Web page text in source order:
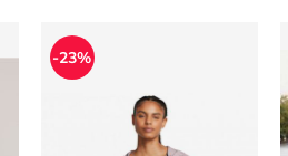
Kurtka damska na jesień
-23%